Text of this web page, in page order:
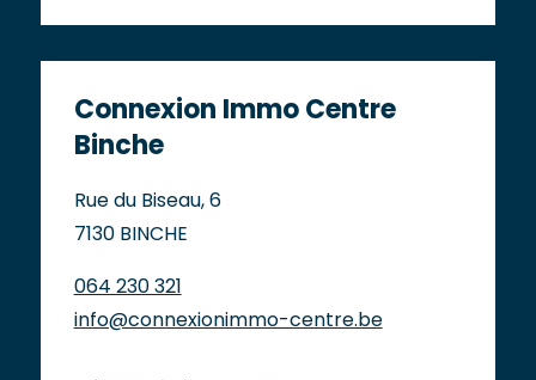
Connexion Immo Centre
Binche
Rue du Biseau, 6
7130 BINCHE
064 230 321
info@connexionimmo-centre.be